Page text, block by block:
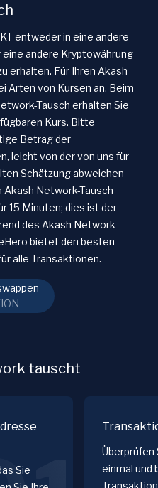
entweder in eine andere
andere Kryptowährung
erhalten. Für Ihren Akash
Arten von Kursen an. Beim
Tausch erhalten Sie
Kurs. Bitte
Betrag der
leicht von der von uns für
Schätzung abweichen
Network-Tausch
15 Minuten; dies ist der
des Akash Network-
bietet den besten
alle Transaktionen.
tauscht
Sie
Überprüfen
einmal und